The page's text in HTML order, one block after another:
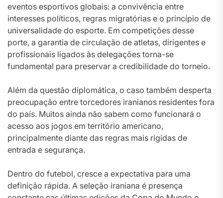
eventos esportivos globais: a convivência entre
interesses políticos, regras migratórias e o princípio de
universalidade do esporte. Em competições desse
porte, a garantia de circulação de atletas, dirigentes e
profissionais ligados às delegações torna-se
fundamental para preservar a credibilidade do torneio.
Além da questão diplomática, o caso também desperta
preocupação entre torcedores iranianos residentes fora
do país. Muitos ainda não sabem como funcionará o
acesso aos jogos em território americano,
principalmente diante das regras mais rígidas de
entrada e segurança.
Dentro do futebol, cresce a expectativa para uma
definição rápida. A seleção iraniana é presença